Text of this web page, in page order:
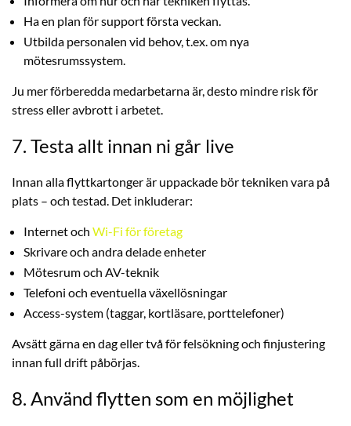
Ha en plan för support första veckan.
Utbilda personalen vid behov, t.ex. om nya
mötesrumssystem.
Ju mer förberedda medarbetarna är, desto mindre risk för
stress eller avbrott i arbetet.
7. Testa allt innan ni går live
Innan alla flyttkartonger är uppackade bör tekniken vara på
plats – och testad. Det inkluderar:
Internet och Wi-Fi för företag
Skrivare och andra delade enheter
Mötesrum och AV-teknik
Telefoni och eventuella växellösningar
Access-system (taggar, kortläsare, porttelefoner)
Avsätt gärna en dag eller två för felsökning och finjustering
innan full drift påbörjas.
8. Använd flytten som en möjlighet